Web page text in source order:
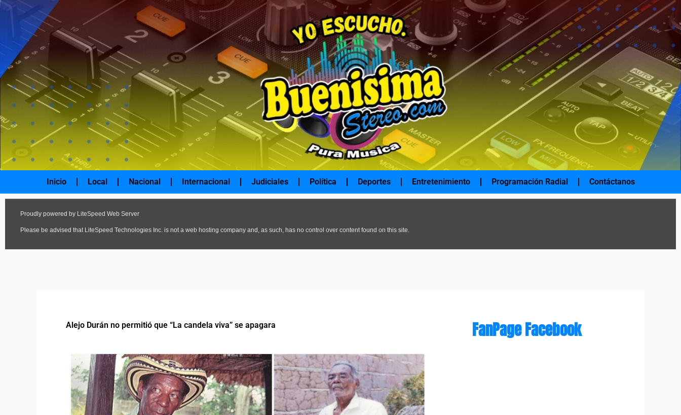
Ir
contenido
Inicio Local Nacional Internacional Judiciales Política Deportes Entretenimiento Programación Radial Contáctanos
Alejo Durán no permitió que “La candela viva” se apagara FanPage Facebook